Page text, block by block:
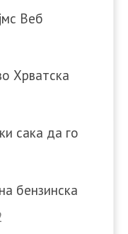
Веб
Хрватска
сака да го
бензинска